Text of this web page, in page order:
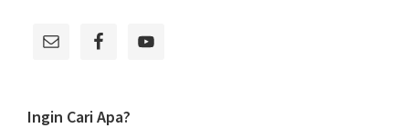
Primary
Ingin Cari Apa?